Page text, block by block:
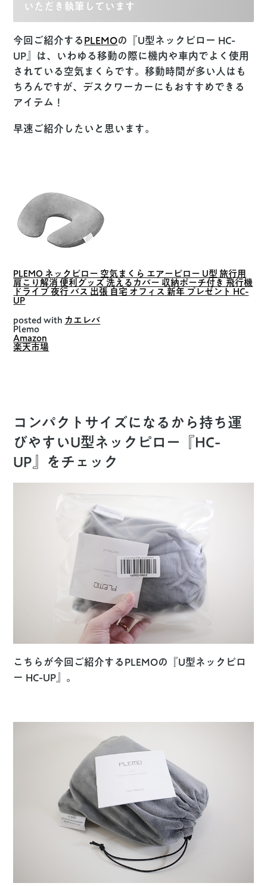
いただき執筆しています
今回ご紹介する PLEMOの『U型ネックピロー HC-
UP』は、いわゆる移動の際に機内や車内でよく使用
されている空気まくらです。移動時間が多い人はも
ちろんですが、デスクワーカーにもおすすめできる
アイテム！
早速ご紹介したいと思います。
PLEMO ネックピロー 空気まくら エアーピロー U型 旅行用
肩こり解消 便利グッズ 洗えるカバー 収納ポーチ付き 飛行機
ドライブ 夜行 バス 出張 自宅 オフィス 新年 プレゼント HC-
UP
posted with カエレバ
Plemo
Amazon
楽天市場
コンパクトサイズになるから持ち運
びやすいU型ネックピロー『HC-
UP』をチェック
こちらが今回ご紹介するPLEMOの『U型ネックピロ
ー HC-UP』。